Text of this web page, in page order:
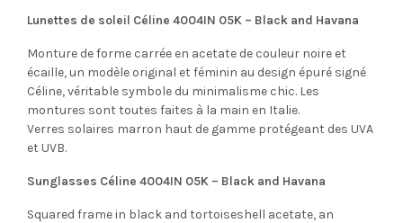
Lunettes de soleil Céline 4004IN 05K – Black and Havana
Monture de forme carrée en acetate de couleur noire et
écaille, un modèle original et féminin au design épuré signé
Céline, véritable symbole du minimalisme chic. Les
montures sont toutes faites à la main en Italie.
Verres solaires marron haut de gamme protégeant des UVA
et UVB.
Sunglasses Céline 4004IN 05K – Black and Havana
Squared frame in black and tortoiseshell acetate, an